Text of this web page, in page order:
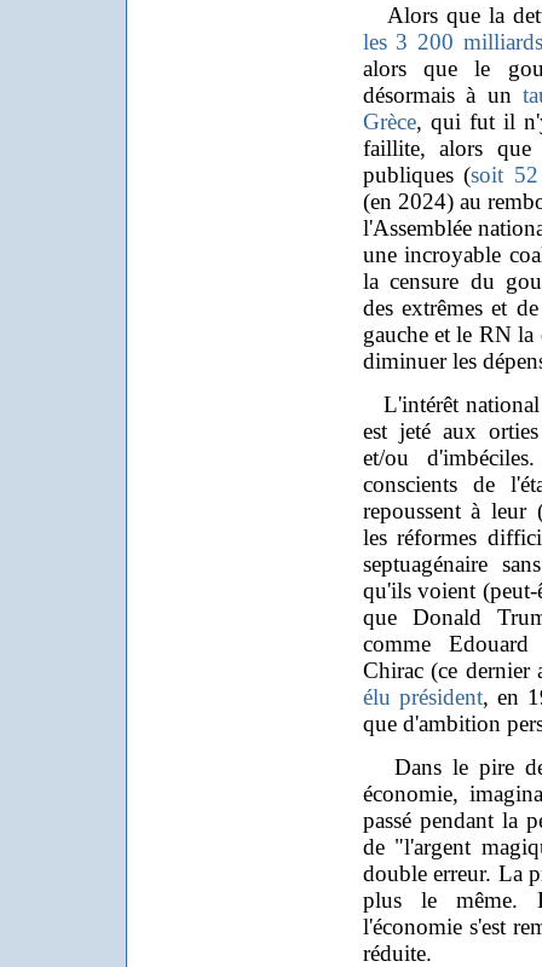
Alors que la
les 3 200
alors que le
désormais à un
Grèce, qui fut il
faillite, alors
publiques (soit
(en 2024) au
l'Assemblée
une incroyable
la censure du
des extrêmes et
gauche et le RN
diminuer les
L'intérêt national
est jeté aux
et/ou
conscients de
repoussent à leur
les réformes
septuagénaire
qu'ils voient
que Donald
comme
Chirac (ce
élu président, en
que d'ambition
Dans le pire
économie,
passé pendant la
de "l'argent
double erreur. La
plus le même.
l'économie s'est
réduite.